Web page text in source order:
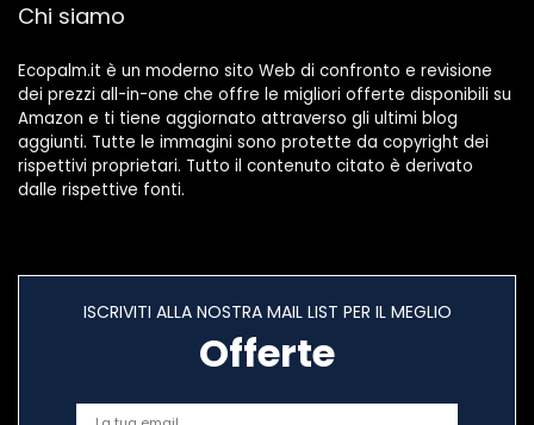
Chi siamo
Ecopalm.it è un moderno sito Web di confronto e revisione
dei prezzi all-in-one che offre le migliori offerte disponibili su
Amazon e ti tiene aggiornato attraverso gli ultimi blog
aggiunti. Tutte le immagini sono protette da copyright dei
rispettivi proprietari. Tutto il contenuto citato è derivato
dalle rispettive fonti.
ISCRIVITI ALLA NOSTRA MAIL LIST PER IL MEGLIO
Offerte